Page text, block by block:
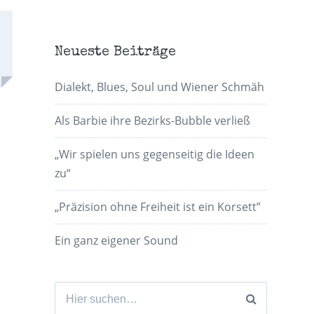
Neueste Beiträge
Dialekt, Blues, Soul und Wiener Schmäh
Als Barbie ihre Bezirks-Bubble verließ
„Wir spielen uns gegenseitig die Ideen
zu“
„Präzision ohne Freiheit ist ein Korsett”
Ein ganz eigener Sound
Suchen